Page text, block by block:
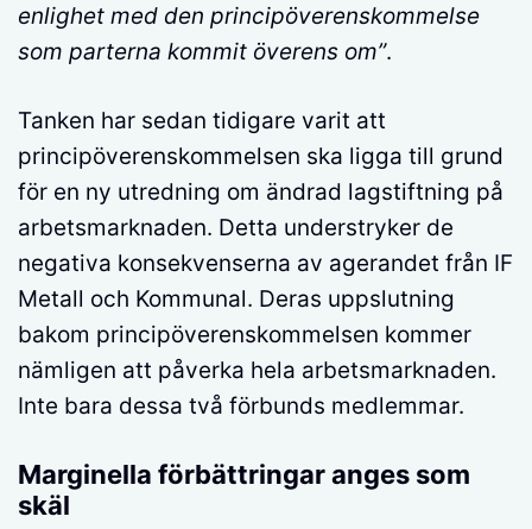
enlighet med den principöverenskommelse
som parterna kommit överens om”.
Tanken har sedan tidigare varit att
principöverenskommelsen ska ligga till grund
för en ny utredning om ändrad lagstiftning på
arbetsmarknaden. Detta understryker de
negativa konsekvenserna av agerandet från IF
Metall och Kommunal. Deras uppslutning
bakom principöverenskommelsen kommer
nämligen att påverka hela arbetsmarknaden.
Inte bara dessa två förbunds medlemmar.
Marginella förbättringar anges som
skäl